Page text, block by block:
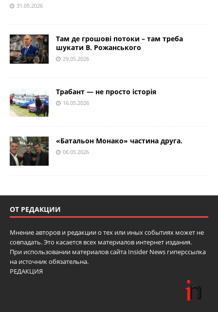
31.05.2026
Там де грошові потоки – там треба
шукати В. Рожанського
29.05.2026
Трабант — не просто історія
16.05.2026
«Батальон Монако» частина друга.
06.05.2026
ОТ РЕДАКЦИИ
Мнение авторов и редакции о тех или иных событиях может не
совпадать. Это касается всех материалов интернет издания.
При использовании материалов сайта Insider News гиперссылка
на источник обязательна.
РЕДАКЦИЯ